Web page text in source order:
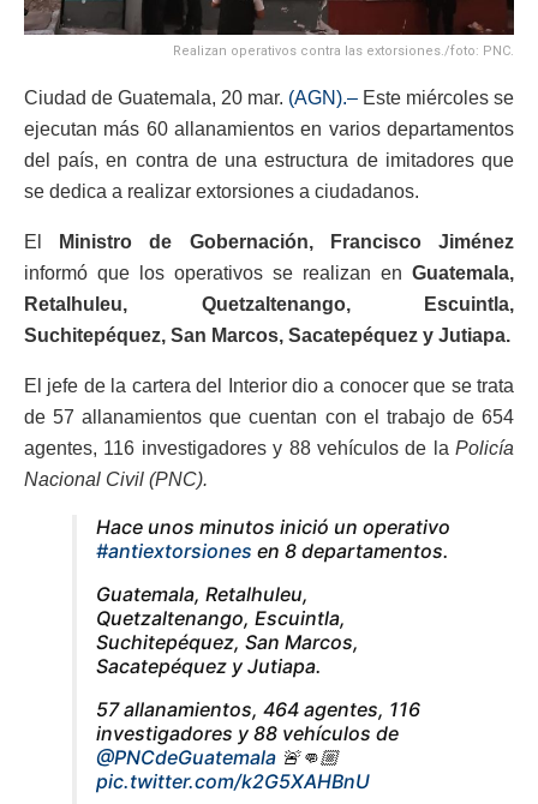
Realizan operativos contra las extorsiones./foto: PNC.
Ciudad de Guatemala, 20 mar. (AGN).– Este miércoles se
ejecutan más 60 allanamientos en varios departamentos
del país, en contra de una estructura de imitadores que
se dedica a realizar extorsiones a ciudadanos.
El
Ministro de Gobernación, Francisco Jiménez
informó que los operativos se realizan en Guatemala,
Retalhuleu, Quetzaltenango, Escuintla,
Suchitepéquez, San Marcos, Sacatepéquez y Jutiapa.
El jefe de la cartera del Interior dio a conocer que se trata
de 57 allanamientos que cuentan con el trabajo de 654
agentes, 116 investigadores y 88 vehículos de la Policía
Nacional Civil (PNC).
Hace unos minutos inició un operativo
#antiextorsiones en 8 departamentos.
Guatemala, Retalhuleu,
Quetzaltenango, Escuintla,
Suchitepéquez, San Marcos,
Sacatepéquez y Jutiapa.
57 allanamientos, 464 agentes, 116
investigadores y 88 vehículos de
@PNCdeGuatemala 🚨👊🏼
pic.twitter.com/k2G5XAHBnU